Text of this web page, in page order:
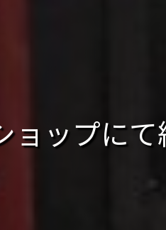
ップに